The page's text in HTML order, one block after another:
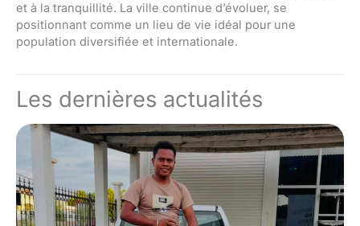
et à la tranquillité. La ville continue d’évoluer, se
positionnant comme un lieu de vie idéal pour une
population diversifiée et internationale.
Les dernières actualités